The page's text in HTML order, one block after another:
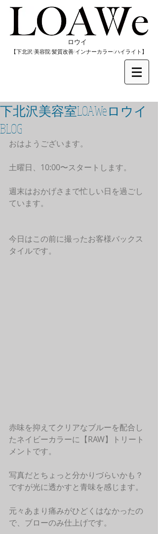
​ロウイ
​【下北沢/美容院/髪質改善/インナーカラー/​ハイライト】
下北沢美容室LOAWeロウイ
BLOG
おはようございます。
土曜日、10:00〜スタートします。
週末はおかげさまで忙しい日を過ごし
ています。
今日はこの前に撮ったお客様バックス
タイルです。
赤味を抑えてクリアなブルーを配合し
たネイビーカラーに【RAW】トリート
メントです。
写真だとちょっと分かりづらいかも？
ですが光に透かすと青味を感じます。
元々あまり痛みがひどくはなかったの
で、ブローのみ仕上げです。